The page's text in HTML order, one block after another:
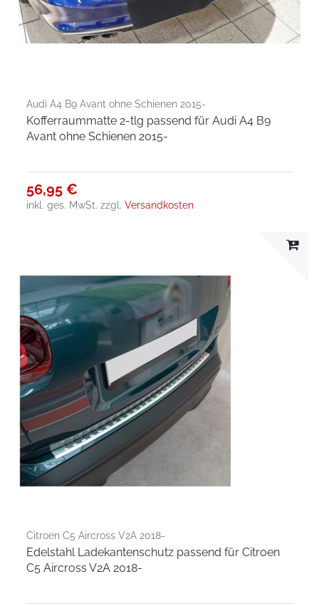
Audi A4 B9 Avant ohne Schienen 2015-
Kofferraummatte 2-tlg passend für Audi A4 B9
Avant ohne Schienen 2015-
56,95 €
inkl. ges. MwSt. zzgl.Versandkosten
Citroen C5 Aircross V2A 2018-
Edelstahl Ladekantenschutz passend für Citroen
C5 Aircross V2A 2018-